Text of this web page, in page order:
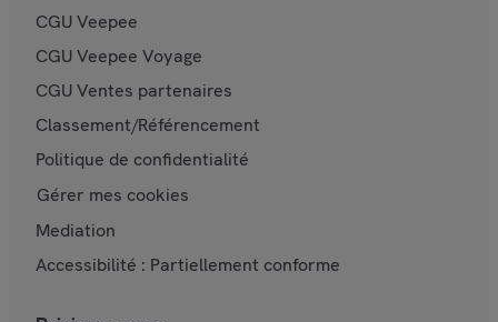
CGU Veepee
CGU Veepee Voyage
CGU Ventes partenaires
Classement/Référencement
Politique de confidentialité
Gérer mes cookies
Mediation
Accessibilité : Partiellement conforme